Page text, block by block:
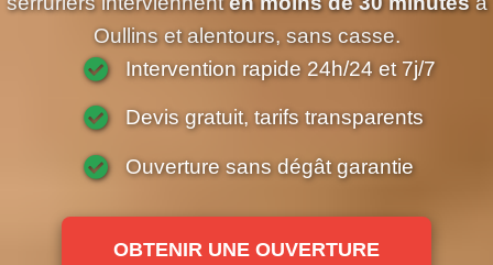
Oullins et alentours, sans casse.
Intervention rapide 24h/24 et 7j/7
Devis gratuit, tarifs transparents
Ouverture sans dégât garantie
OBTENIR UNE OUVERTURE